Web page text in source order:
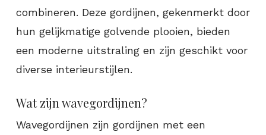
combineren. Deze gordijnen, gekenmerkt door
hun gelijkmatige golvende plooien, bieden
een moderne uitstraling en zijn geschikt voor
diverse interieurstijlen.​
Wat zijn wavegordijnen?
Wavegordijnen zijn gordijnen met een